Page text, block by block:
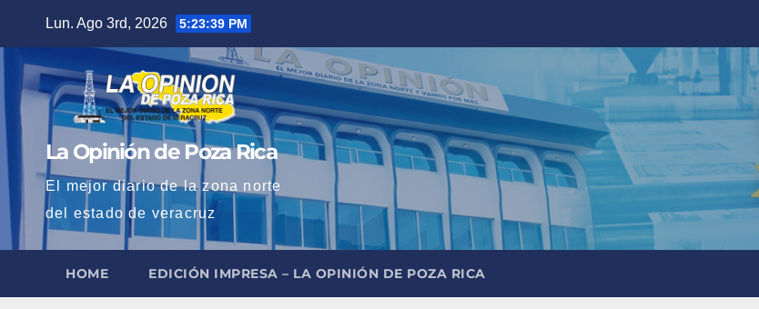
contenido
Lun. Ago 3rd, 2026 5:23:40 PM
La Opinión de Poza Rica
El mejor diario de la zona norte
del estado de veracruz
HOME EDICIÓN IMPRESA – LA OPINIÓN DE POZA RICA